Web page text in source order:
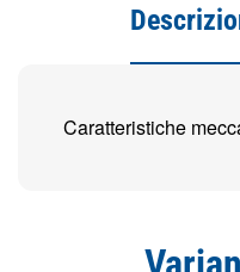
Caratteristiche